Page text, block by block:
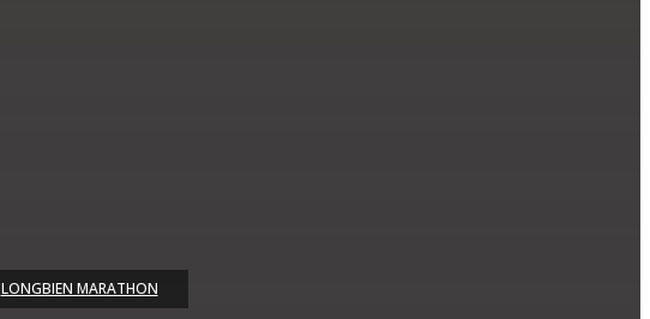
LONGBIEN MARATHON